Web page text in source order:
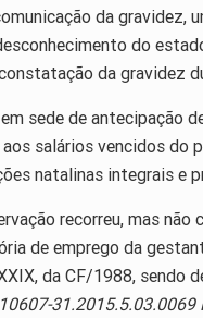
da gravidez,
do
da gravidez
sede de antecipação
salários vencidos
natalinas integrais e
recorreu, mas
de emprego da
da CF/1988, sendo
31.2015.5.03.0069